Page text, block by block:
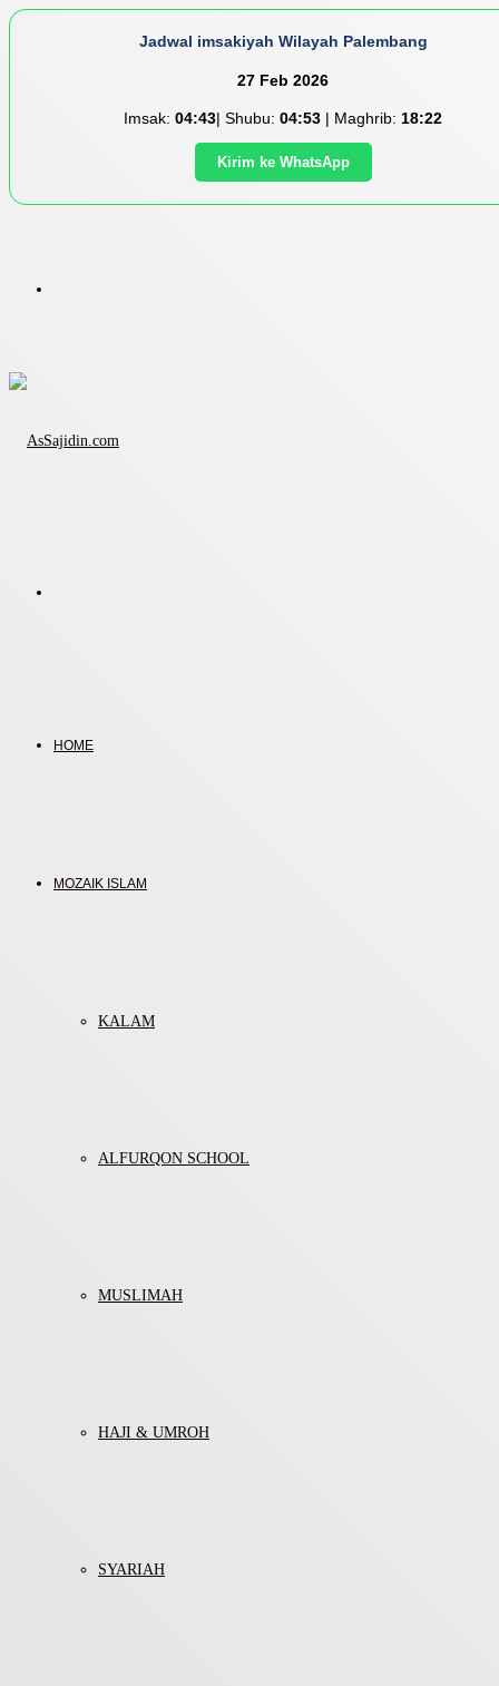
Jadwal imsakiyah Wilayah Palembang
27 Feb 2026
Imsak: 04:43| Shubu: 04:53 | Maghrib: 18:22
Kirim ke WhatsApp
HOME
MOZAIK ISLAM
KALAM
ALFURQON SCHOOL
MUSLIMAH
HAJI & UMROH
SYARIAH